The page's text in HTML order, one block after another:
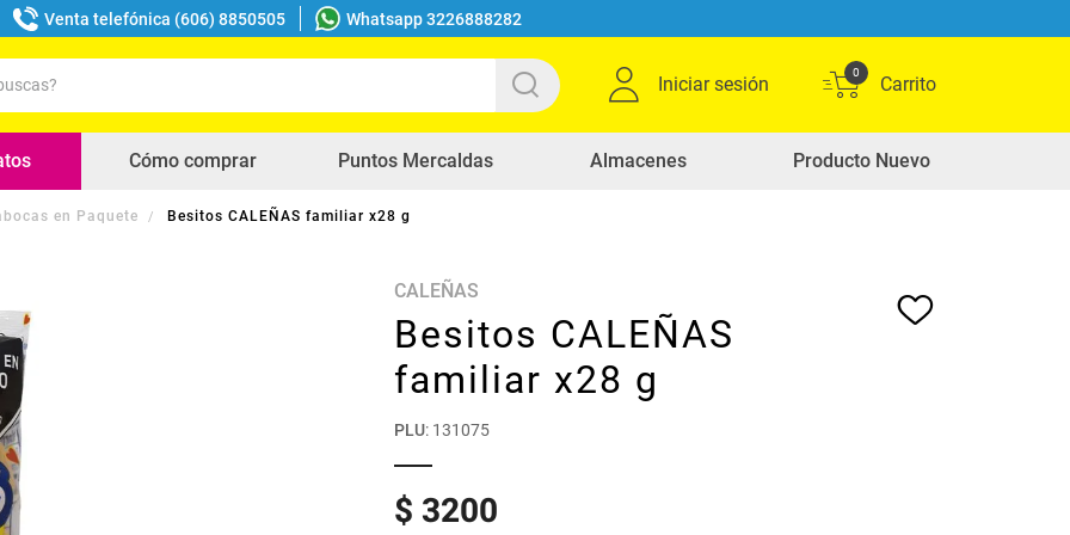
Venta telefónica (606) 8850505 Whatsapp 3226888282
Iniciar sesión
0
Cómo comprar Puntos Mercaldas Almacenes Producto Nuevo
en Paquete Besitos CALEÑAS familiar x28 g
CALEÑAS
Besitos CALEÑAS
familiar x28 g
PLU: 131075
$ 3200
buscados